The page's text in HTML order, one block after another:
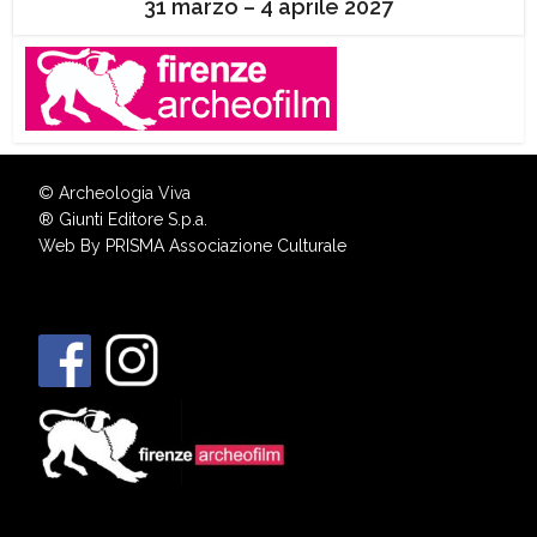
31 marzo – 4 aprile 2027
© Archeologia Viva
® Giunti Editore S.p.a.
Web By PRISMA Associazione Culturale